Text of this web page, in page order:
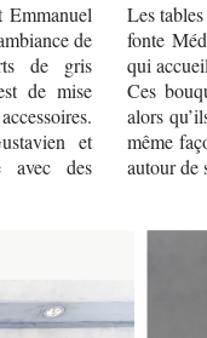
Emmanuel
de
de gris
de mise
et
avec des
Les
fonte
qui
Ces
alors
même
autour de